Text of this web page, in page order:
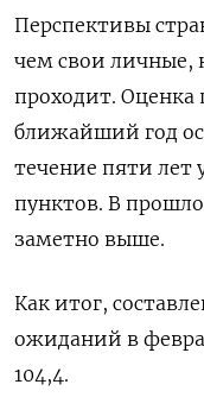
Перспективы
чем свои личные,
проходит. Оценка
ближайший год
течение пяти лет
пунктов. В
заметно выше.
Как итог,
ожиданий в
104,4.